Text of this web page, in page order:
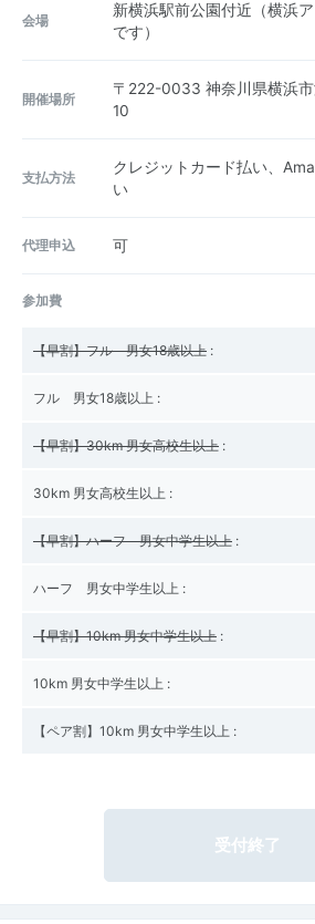
会場
新横浜駅前公園付近（横浜
です）
開催場所
〒222-0033 神奈川県横浜
10
支払方法
クレジットカード払い、
い
代理申込 可
参加費
【早割】フル 男女18歳以上 :
フル 男女18歳以上 :
【早割】30km 男女高校生以上 :
30km 男女高校生以上 :
【早割】ハーフ 男女中学生以上 :
ハーフ 男女中学生以上 :
【早割】10km 男女中学生以上 :
10km 男女中学生以上 :
【ペア割】10km 男女中学生以上 :
受付終了